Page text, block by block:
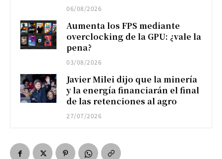
06/08/2026
Aumenta los FPS mediante
overclocking de la GPU: ¿vale la
pena?
03/08/2026
Javier Milei dijo que la minería
y la energía financiarán el final
de las retenciones al agro
27/07/2026